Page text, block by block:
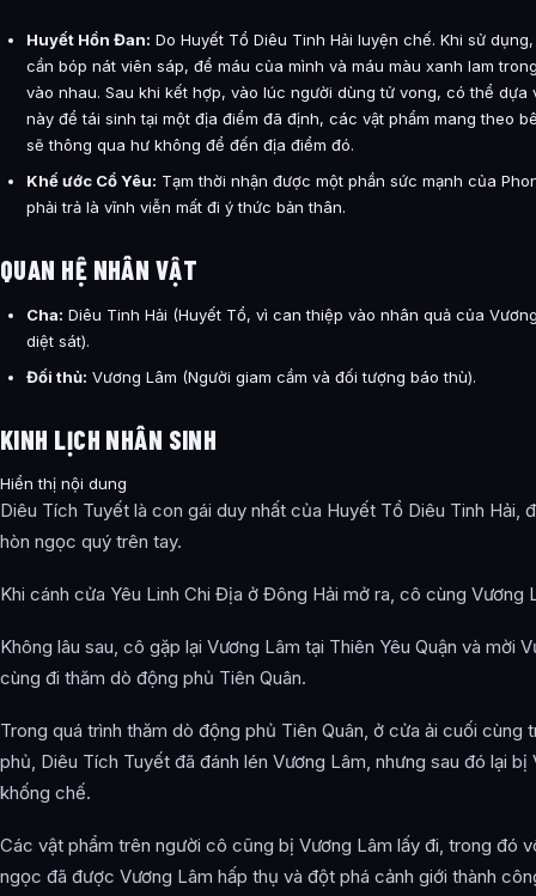
Huyết Hồn Đan: Do Huyết Tổ Diêu Tinh Hải luyện chế. Khi sử
cần bóp nát viên sáp, để máu của mình và máu màu xanh lam
vào nhau. Sau khi kết hợp, vào lúc người dùng tử vong, có thể dựa
này để tái sinh tại một địa điểm đã định, các vật phẩm mang theo
sẽ thông qua hư không để đến địa điểm đó.
Khế ước Cổ Yêu: Tạm thời nhận được một phần sức mạnh của
phải trả là vĩnh viễn mất đi ý thức bản thân.
QUAN HỆ NHÂN VẬT
Cha: Diêu Tinh Hải (Huyết Tổ, vì can thiệp vào nhân quả của
diệt sát).
Đối thủ: Vương Lâm (Người giam cầm và đối tượng báo thù).
KINH LỊCH NHÂN SINH
Hiển thị nội dung
Diêu Tích Tuyết là con gái duy nhất của Huyết Tổ Diêu Tinh Hải,
hòn ngọc quý trên tay.
Khi cánh cửa Yêu Linh Chi Địa ở Đông Hải mở ra, cô cùng Vương
Không lâu sau, cô gặp lại Vương Lâm tại Thiên Yêu Quận và mời
cùng đi thăm dò động phủ Tiên Quân.
Trong quá trình thăm dò động phủ Tiên Quân, ở cửa ải cuối cùng
phủ, Diêu Tích Tuyết đã đánh lén Vương Lâm, nhưng sau đó lại bị
khống chế.
Các vật phẩm trên người cô cũng bị Vương Lâm lấy đi, trong đó
ngọc đã được Vương Lâm hấp thụ và đột phá cảnh giới thành